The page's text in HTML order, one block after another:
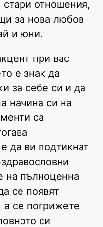
отношения,
за нова любов
и юни.
при вас
е знак да
за себе си и да
начина си на
са
да ви подтикнат
на пълноценна
се появят
а се погрижете
си